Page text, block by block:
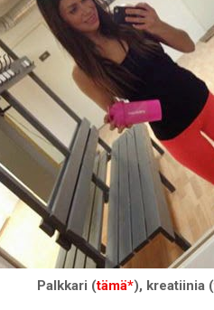
Palkkari (tämä*), kreatiinia (